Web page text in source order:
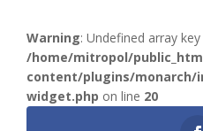
Warning: Undefined array
/home/mitropol/
content/plugins/monarch/
widget.php on line 20